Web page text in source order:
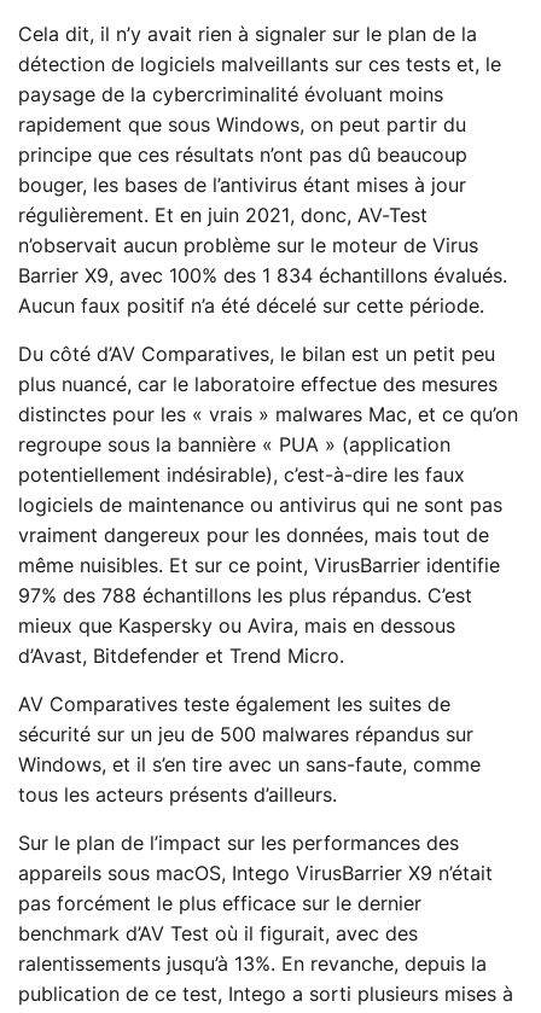
Cela dit, il n’y avait rien à signaler sur le plan de la
détection de logiciels malveillants sur ces tests et, le
paysage de la cybercriminalité évoluant moins
rapidement que sous Windows, on peut partir du
principe que ces résultats n’ont pas dû beaucoup
bouger, les bases de l’antivirus étant mises à jour
régulièrement. Et en juin 2021, donc, AV-Test
n’observait aucun problème sur le moteur de Virus
Barrier X9, avec 100% des 1 834 échantillons évalués.
Aucun faux positif n’a été décelé sur cette période.
Du côté d’AV Comparatives, le bilan est un petit peu
plus nuancé, car le laboratoire effectue des mesures
distinctes pour les « vrais » malwares Mac, et ce qu’on
regroupe sous la bannière « PUA » (application
potentiellement indésirable), c’est-à-dire les faux
logiciels de maintenance ou antivirus qui ne sont pas
vraiment dangereux pour les données, mais tout de
même nuisibles. Et sur ce point, VirusBarrier identifie
97% des 788 échantillons les plus répandus. C’est
mieux que Kaspersky ou Avira, mais en dessous
d’Avast, Bitdefender et Trend Micro.
AV Comparatives teste également les suites de
sécurité sur un jeu de 500 malwares répandus sur
Windows, et il s’en tire avec un sans-faute, comme
tous les acteurs présents d’ailleurs.
Sur le plan de l’impact sur les performances des
appareils sous macOS, Intego VirusBarrier X9 n’était
pas forcément le plus efficace sur le dernier
benchmark d’AV Test où il figurait, avec des
ralentissements jusqu’à 13%. En revanche, depuis la
publication de ce test, Intego a sorti plusieurs mises à